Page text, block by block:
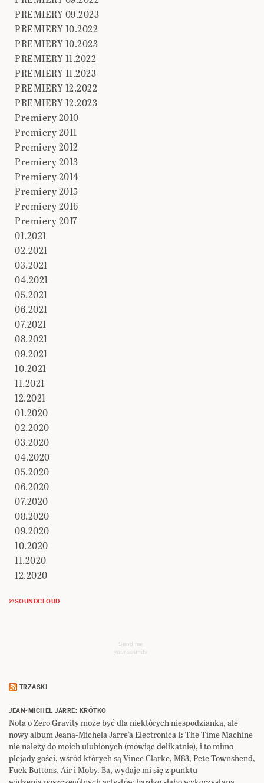
PREMIERY 09.2023
PREMIERY 10.2022
PREMIERY 10.2023
PREMIERY 11.2022
PREMIERY 11.2023
PREMIERY 12.2022
PREMIERY 12.2023
Premiery 2010
Premiery 2011
Premiery 2012
Premiery 2013
Premiery 2014
Premiery 2015
Premiery 2016
Premiery 2017
01.2021
02.2021
03.2021
04.2021
05.2021
06.2021
07.2021
08.2021
09.2021
10.2021
11.2021
12.2021
01.2020
02.2020
03.2020
04.2020
05.2020
06.2020
07.2020
08.2020
09.2020
10.2020
11.2020
12.2020
@SOUNDCLOUD
Send me
your sounds
TRZASKI
JEAN-MICHEL JARRE: KRÓTKO
Nota o Zero Gravity może być dla niektórych niespodzianką, ale
nowy album Jeana-Michela Jarre’a Electronica 1: The Time Machine
nie należy do moich ulubionych (mówiąc delikatnie), i to mimo
plejady gości, wśród których są Vince Clarke, M83, Pete Townshend,
Fuck Buttons, Air i Moby. Ba, wydaje mi się z punktu